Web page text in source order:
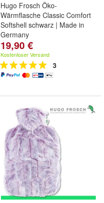
Hugo Frosch Öko-
Wärmflasche Classic Comfort
Softshell schwarz | Made in
Germany
19,90 €
Kostenloser Versand
3